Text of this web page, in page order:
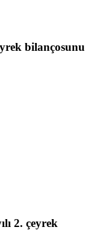
bilançosunu
2. çeyrek